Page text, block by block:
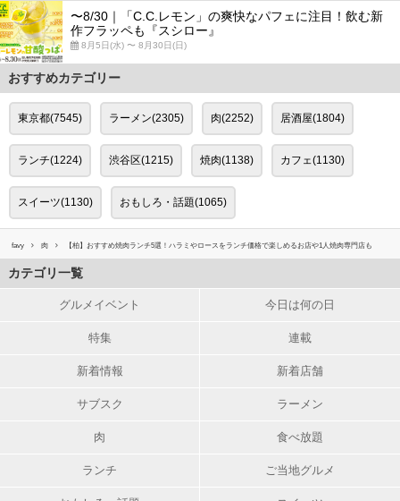
〜8/30｜「C.C.レモン」の爽快なパフェに注目！飲む新
作フラッペも『スシロー』
8月5日(水) 〜 8月30日(日)
おすすめカテゴリー
東京都(7545) ラーメン(2305) 肉(2252) 居酒屋(1804)
ランチ(1224) 渋谷区(1215) 焼肉(1138) カフェ(1130)
スイーツ(1130) おもしろ・話題(1065)
favy 肉 【柏】おすすめ焼肉ランチ5選！ハラミやロースをランチ価格で楽しめるお店や1人焼肉専門店も
カテゴリ一覧
グルメイベント 今日は何の日
特集 連載
新着情報 新着店舗
サブスク ラーメン
肉 食べ放題
ランチ ご当地グルメ